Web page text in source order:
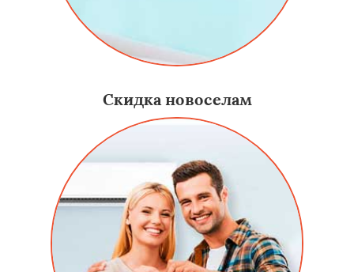
Скидка новоселам